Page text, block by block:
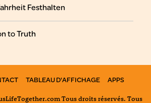
Festhalten
to Truth
TABLEAU D'AFFICHAGE APPS
Tous droits réservés. Tous